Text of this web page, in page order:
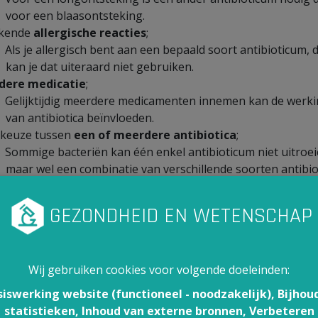
voor een blaasontsteking.
allergische reacties;
Als je allergisch bent aan een bepaald soort antibioticum,
kan je dat uiteraard niet gebruiken.
medicatie;
Gelijktijdig meerdere medicamenten innemen kan de
van antibiotica beïnvloeden.
tussen een of meerdere antibiotica;
Sommige bacteriën kan één enkel antibioticum niet
maar wel een combinatie van verschillende soorten
ontstaat resistentie?
vanpenicillinerond 1940 betekende een grote
en er werd gedacht dat het die infectieziekten ook
Wij gebruiken cookies voor volgende doeleinden:
website (functioneel - noodzakelijk),
statistieken, Inhoud van externe bronnen, Verbeteren